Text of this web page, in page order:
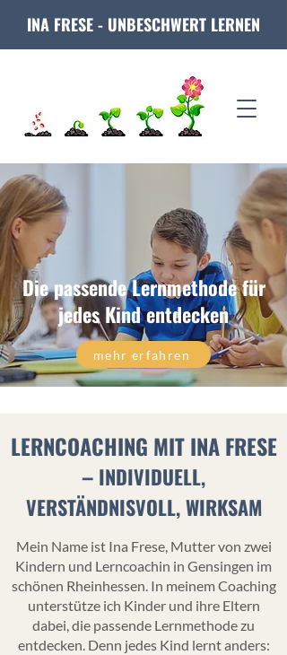
INA FRESE - UNBESCHWERT LERNEN
Die passende Lernmethode für
jedes Kind entdecken
mehr erfahren
LERNCOACHING MIT INA FRESE
– INDIVIDUELL,
VERSTÄNDNISVOLL, WIRKSAM
Mein Name ist Ina Frese, Mutter von zwei
Kindern und Lerncoachin in Gensingen im
schönen Rheinhessen. In meinem Coaching
unterstütze ich Kinder und ihre Eltern
dabei, die passende Lernmethode zu
entdecken. Denn jedes Kind lernt anders: